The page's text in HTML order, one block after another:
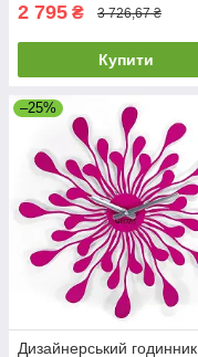
2 795 ₴ 3 726,67 ₴
Купити
–25%
Дизайнерський годинник